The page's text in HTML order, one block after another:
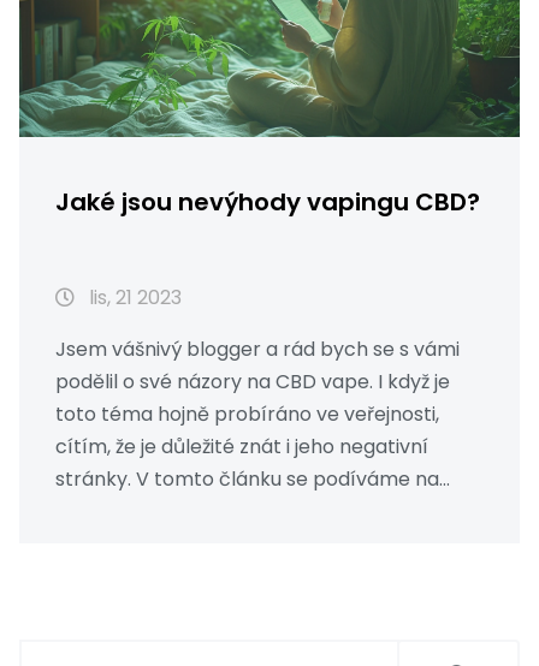
Jaké jsou nevýhody vapingu CBD?
lis, 21 2023
Jsem vášnivý blogger a rád bych se s vámi
podělil o své názory na CBD vape. I když je
toto téma hojně probíráno ve veřejnosti,
cítím, že je důležité znát i jeho negativní
stránky. V tomto článku se podíváme na